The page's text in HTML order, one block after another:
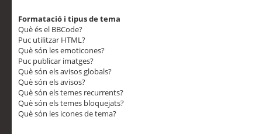
Formatació i tipus de tema
Què és el BBCode?
Puc utilitzar HTML?
Què són les emoticones?
Puc publicar imatges?
Què són els avisos globals?
Què són els avisos?
Què són els temes recurrents?
Què són els temes bloquejats?
Què són les icones de tema?